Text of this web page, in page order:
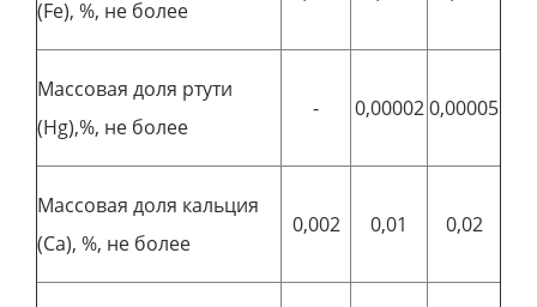
(Fe), %, не более
Массовая доля ртути
(Hg),%, не более
- 0,00002 0,00005
Массовая доля кальция
(Ca), %, не более
0,002 0,01 0,02